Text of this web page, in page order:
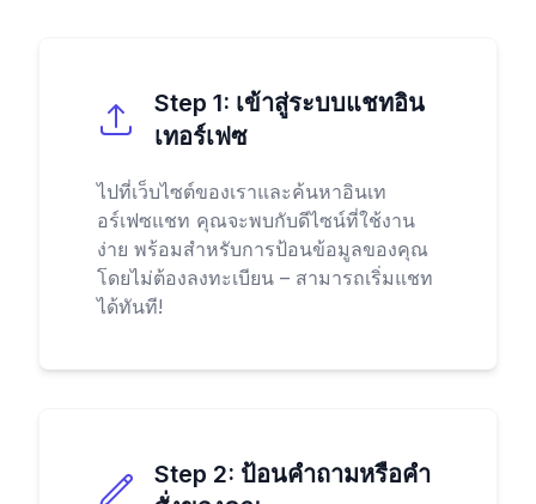
Step 1: เข้าสู่ระบบแชทอิน
เทอร์เฟซ
ไปที่เว็บไซต์ของเราและค้นหาอินเท
อร์เฟซแชท คุณจะพบกับดีไซน์ที่ใช้งาน
ง่าย พร้อมสำหรับการป้อนข้อมูลของคุณ
โดยไม่ต้องลงทะเบียน – สามารถเริ่มแชท
ได้ทันที!
Step 2: ป้อนคำถามหรือคำ